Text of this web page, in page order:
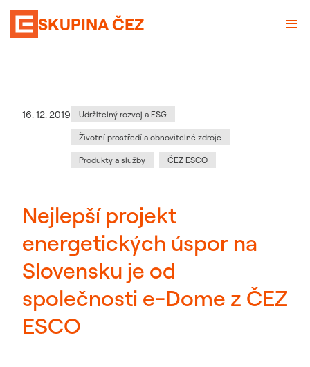
SKUPINA ČEZ
Datum zveřejnění
16. 12. 2019 Kategorie:
Udržitelný rozvoj a ESG
Životní prostředí a obnovitelné zdroje
Produkty a služby ČEZ ESCO
Nejlepší projekt
energetických úspor na
Slovensku je od
společnosti e-Dome z ČEZ
ESCO